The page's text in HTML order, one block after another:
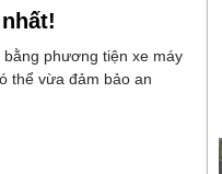
phương tiện xe máy
thể vừa đảm bảo an